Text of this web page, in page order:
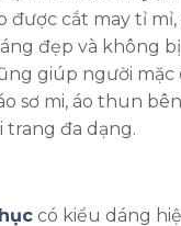
được cắt may tỉ
đẹp và không
giúp người mặc
sơ mi, áo thun
trang đa dạng.
có kiểu dáng